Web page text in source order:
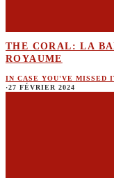
THE CORAL: LA
ROYAUME
IN CASE YOU'VE MISSED
·27 FÉVRIER 2024